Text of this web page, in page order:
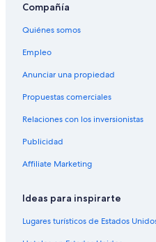
Compañía
Quiénes somos
Empleo
Anunciar una propiedad
Propuestas comerciales
Relaciones con los inversionistas
Publicidad
Affiliate Marketing
Ideas para inspirarte
Lugares turísticos de Estados